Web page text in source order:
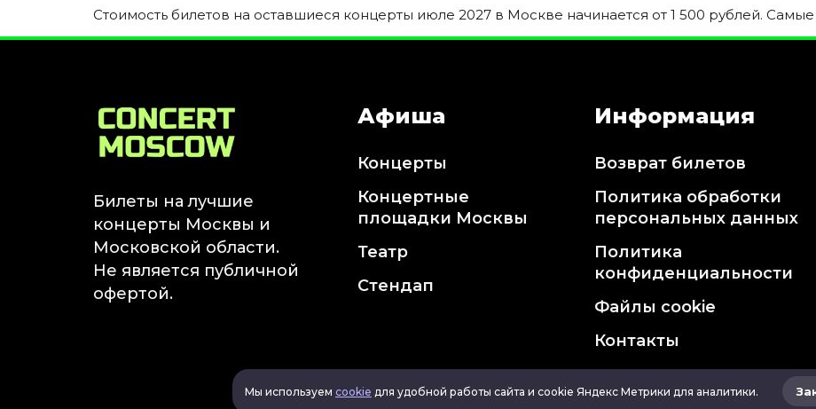
Октябрь 2026
Сентябрь 2026
Октябрь 2026
Август 2026
Сентябрь 2026
Октябрь 2026
Ноябрь 2026
Декабрь 2026
Стоимость билетов на оставшиеся концерты июле 2027 в Москве начинается от 1 500 рублей.
Билеты на лучшие
концерты Москвы и
Московской области.
Не является публичной
офертой.
Афиша
Концерты
Концертные
площадки Москвы
Театр
Стендап
Информация
Возврат билетов
Политика обработки
персональных данных
Политика
конфиденциальности
Файлы cookie
Контакты
Мы используем cookie для удобной работы сайта и cookie Яндекс Метрики для аналитики.